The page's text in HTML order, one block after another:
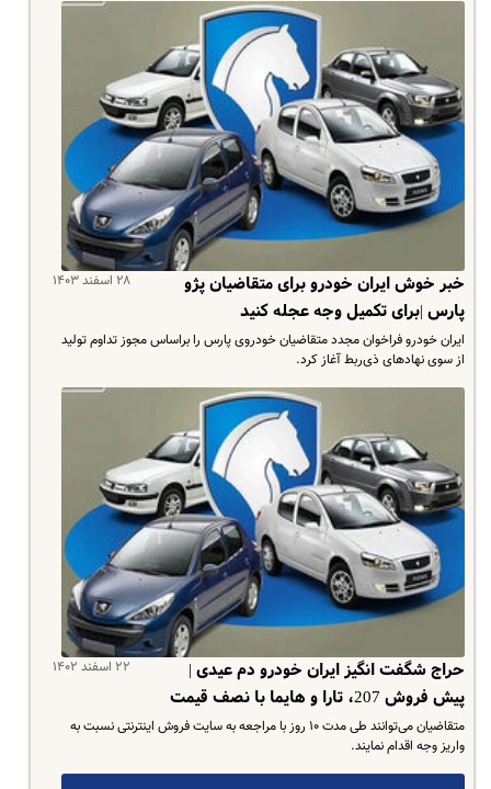
۲۸ اسفند ۱۴۰۳
خبر خوش ایران خودرو برای متقاضیان پژو
پارس |برای تکمیل وجه عجله کنید
ایران خودرو فراخوان مجدد متقاضیان خودروی پارس را براساس مجوز تداوم تولید
از سوی نهادهای ذی‌ربط آغاز کرد.
۲۲ اسفند ۱۴۰۲
حراج شگفت انگیز ایران خودرو دم عیدی |
پیش فروش 207، تارا و هایما با نصف قیمت
متقاضیان می‌توانند طی مدت ۱۰ روز با مراجعه به سایت فروش اینترنتی نسبت به
واریز وجه اقدام نمایند.